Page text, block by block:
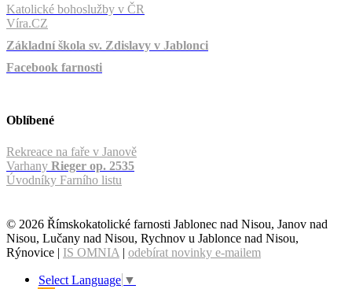
Katolické bohoslužby v ČR
Víra.CZ
Základní škola sv. Zdislavy v Jablonci
Facebook farnosti
Oblíbené
Rekreace na faře v Janově
Varhany Rieger op. 2535
Úvodníky Farního listu
© 2026 Římskokatolické farnosti Jablonec nad Nisou, Janov nad
Nisou, Lučany nad Nisou, Rychnov u Jablonce nad Nisou,
Rýnovice | IS OMNIA | odebírat novinky e-mailem
Select Language ▼